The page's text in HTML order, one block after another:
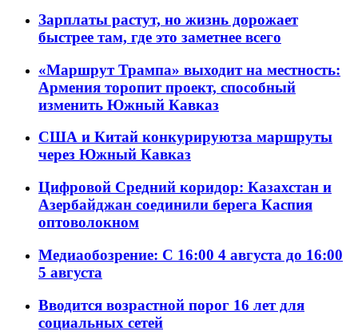
Зарплаты растут, но жизнь дорожает
быстрее там, где это заметнее всего
«Маршрут Трампа» выходит на местность:
Армения торопит проект, способный
изменить Южный Кавказ
США и Китай конкурируютза маршруты
через Южный Кавказ
Цифровой Средний коридор: Казахстан и
Азербайджан соединили берега Каспия
оптоволокном
Медиаобозрение: С 16:00 4 августа до 16:00
5 августа
Вводится возрастной порог 16 лет для
социальных сетей